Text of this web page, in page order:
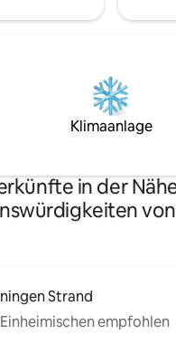
Klimaanlage
in der
Strand
empfohlen